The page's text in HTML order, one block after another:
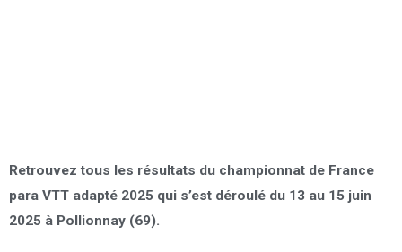
Retrouvez tous les résultats du championnat de France
para VTT adapté 2025 qui s’est déroulé du 13 au 15 juin
2025 à Pollionnay (69).